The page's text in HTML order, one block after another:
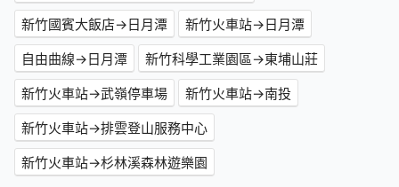
新竹國賓大飯店→日月潭
新竹火車站→日月潭
自由曲線→日月潭
新竹科學工業園區→東埔山莊
新竹火車站→武嶺停車場
新竹火車站→南投
新竹火車站→排雲登山服務中心
新竹火車站→杉林溪森林遊樂園